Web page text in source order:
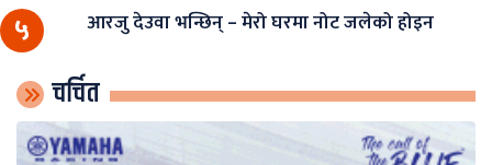
५ आरजु देउवा भन्छिन् – मेरो घरमा नोट जलेको होइन
चर्चित